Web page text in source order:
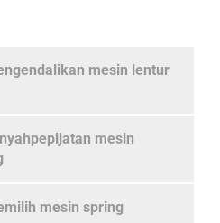
mesin lentur
mesin
mesin spring